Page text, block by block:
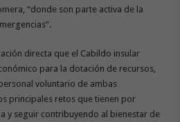
“donde son parte activa de la
directa que el Cabildo insular
para la dotación de recursos,
voluntario de ambas
principales retos que tienen por
y seguir contribuyendo al bienestar de